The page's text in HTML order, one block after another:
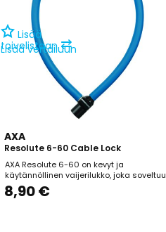
Lisää
toivelistaan ⇄
Lisää vertailuun
AXA
Resolute 6-60 Cable Lock
AXA Resolute 6-60 on kevyt ja
käytännöllinen vaijerilukko, joka soveltuu
erityisesti lasten polkupyörien
lyhytaikaiseen lukitsemiseen alueilla,
8,90 €